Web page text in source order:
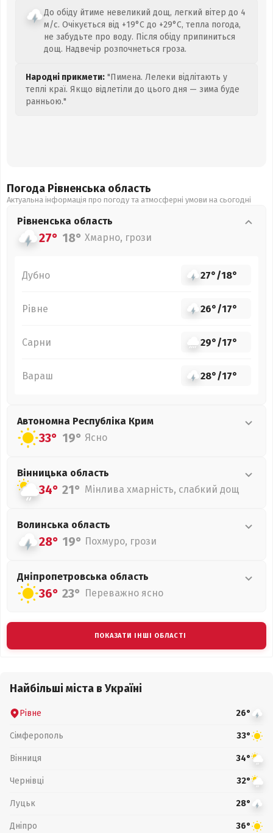
До обіду йтиме невеликий дощ, легкий вітер до 4
м/с. Очікується від +19°C до +29°C, тепла погода,
не забудьте про воду. Після обіду припиниться
дощ. Надвечір розпочнеться гроза.
Народні прикмети: "Пимена. Лелеки відлітають у
теплі краї. Якщо відлетіли до цього дня — зима буде
ранньою."
Погода Рівненська область
Актуальна інформація про погоду та атмосферні умови на сьогодні
Рівненська область
27° 18° Хмарно, грози
Дубно 27°/18°
Рівне 26°/17°
Сарни 29°/17°
Вараш 28°/17°
Автономна Республіка Крим
33° 19° Ясно
Вінницька область
34° 21° Мінлива хмарність, слабкий дощ
Волинська область
28° 19° Похмуро, грози
Дніпропетровська область
36° 23° Переважно ясно
ПОКАЗАТИ ІНШІ ОБЛАСТІ
Найбільші міста в Україні
Рівне 26°
Сімферополь 33°
Вінниця 34°
Чернівці 32°
Луцьк 28°
Дніпро 36°